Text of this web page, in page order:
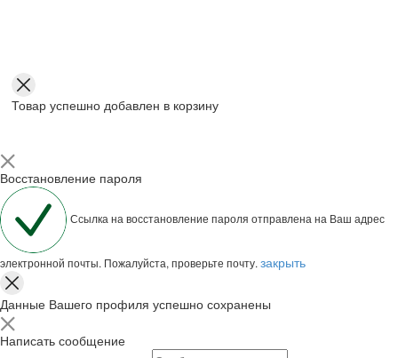
Товар успешно добавлен в корзину
Восстановление пароля
Ссылка на восстановление пароля отправлена на Ваш адрес
электронной почты. Пожалуйста, проверьте почту. закрыть
Данные Вашего профиля успешно сохранены
Написать сообщение